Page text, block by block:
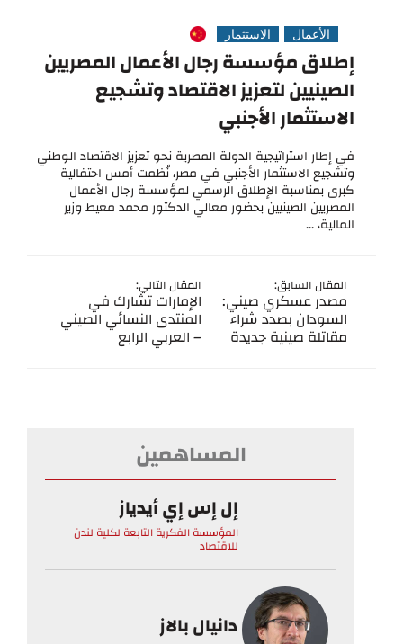
الأعمال الاستثمار
إطلاق مؤسسة رجال الأعمال المصريين
الصينيين لتعزيز الاقتصاد وتشجيع
الاستثمار الأجنبي
في إطار استراتيجية الدولة المصرية نحو تعزيز الاقتصاد الوطني
وتشجيع الاستثمار الأجنبي في مصر، نُظمت أمس احتفالية
كبرى بمناسبة الإطلاق الرسمي لمؤسسة رجال الأعمال
المصريين الصينيين بحضور معالي الدكتور محمد معيط وزير
المالية، ...
المقال السابق:
مصدر عسكري صيني:
السودان بصدد شراء
مقاتلة صينية جديدة
المقال التالي:
الإمارات تشارك في
المنتدى النسائي الصيني
– العربي الرابع
المساهمين
إل إس إي أيدياز
المؤسسة الفكرية التابعة لكلية لندن
للاقتصاد
دانيال بالاز